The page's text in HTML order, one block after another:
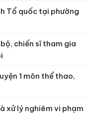
Tổ quốc tại phường
chiến sĩ tham gia
1 môn thể thao,
xử lý nghiêm vi phạm